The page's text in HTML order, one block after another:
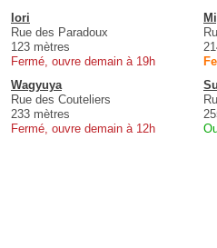
Iori
Rue des Paradoux
123 mètres
Fermé, ouvre demain à 19h
Wagyuya
Rue des Couteliers
233 mètres
Fermé, ouvre demain à 12h